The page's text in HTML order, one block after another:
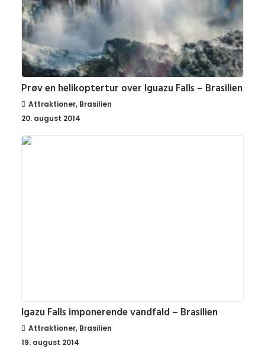
Prøv en helikoptertur over Iguazu Falls – Brasilien
Attraktioner, Brasilien
20. august 2014
Igazu Falls imponerende vandfald – Brasilien
Attraktioner, Brasilien
19. august 2014